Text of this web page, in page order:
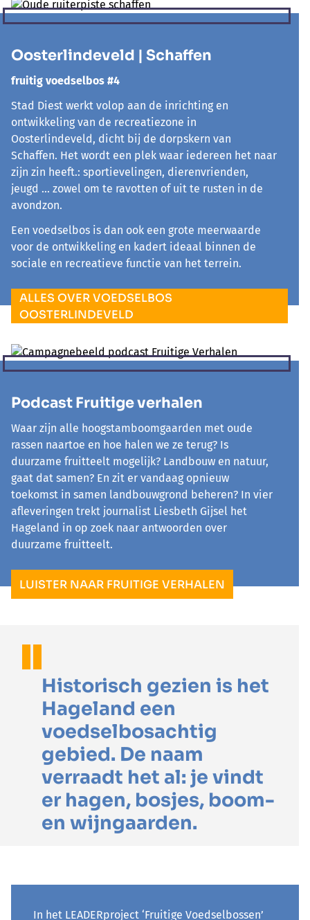
Oosterlindeveld | Schaffen
fruitig voedselbos #4
Stad Diest werkt volop aan de inrichting en
ontwikkeling van de recreatiezone in
Oosterlindeveld, dicht bij de dorpskern van
Schaffen. Het wordt een plek waar iedereen het naar
zijn zin heeft.: sportievelingen, dierenvrienden,
jeugd ... zowel om te ravotten of uit te rusten in de
avondzon.
Een voedselbos is dan ook een grote meerwaarde
voor de ontwikkeling en kadert ideaal binnen de
sociale en recreatieve functie van het terrein.
ALLES OVER VOEDSELBOS
OOSTERLINDEVELD
Podcast Fruitige verhalen
Waar zijn alle hoogstamboomgaarden met oude
rassen naartoe en hoe halen we ze terug? Is
duurzame fruitteelt mogelijk? Landbouw en natuur,
gaat dat samen? En zit er vandaag opnieuw
toekomst in samen landbouwgrond beheren? In vier
afleveringen trekt journalist Liesbeth Gijsel het
Hageland in op zoek naar antwoorden over
duurzame fruitteelt.
LUISTER NAAR FRUITIGE VERHALEN
Historisch gezien is het
Hageland een
voedselbosachtig
gebied. De naam
verraadt het al: je vindt
er hagen, bosjes, boom-
en wijngaarden.
In het LEADERproject ‘Fruitige Voedselbossen’